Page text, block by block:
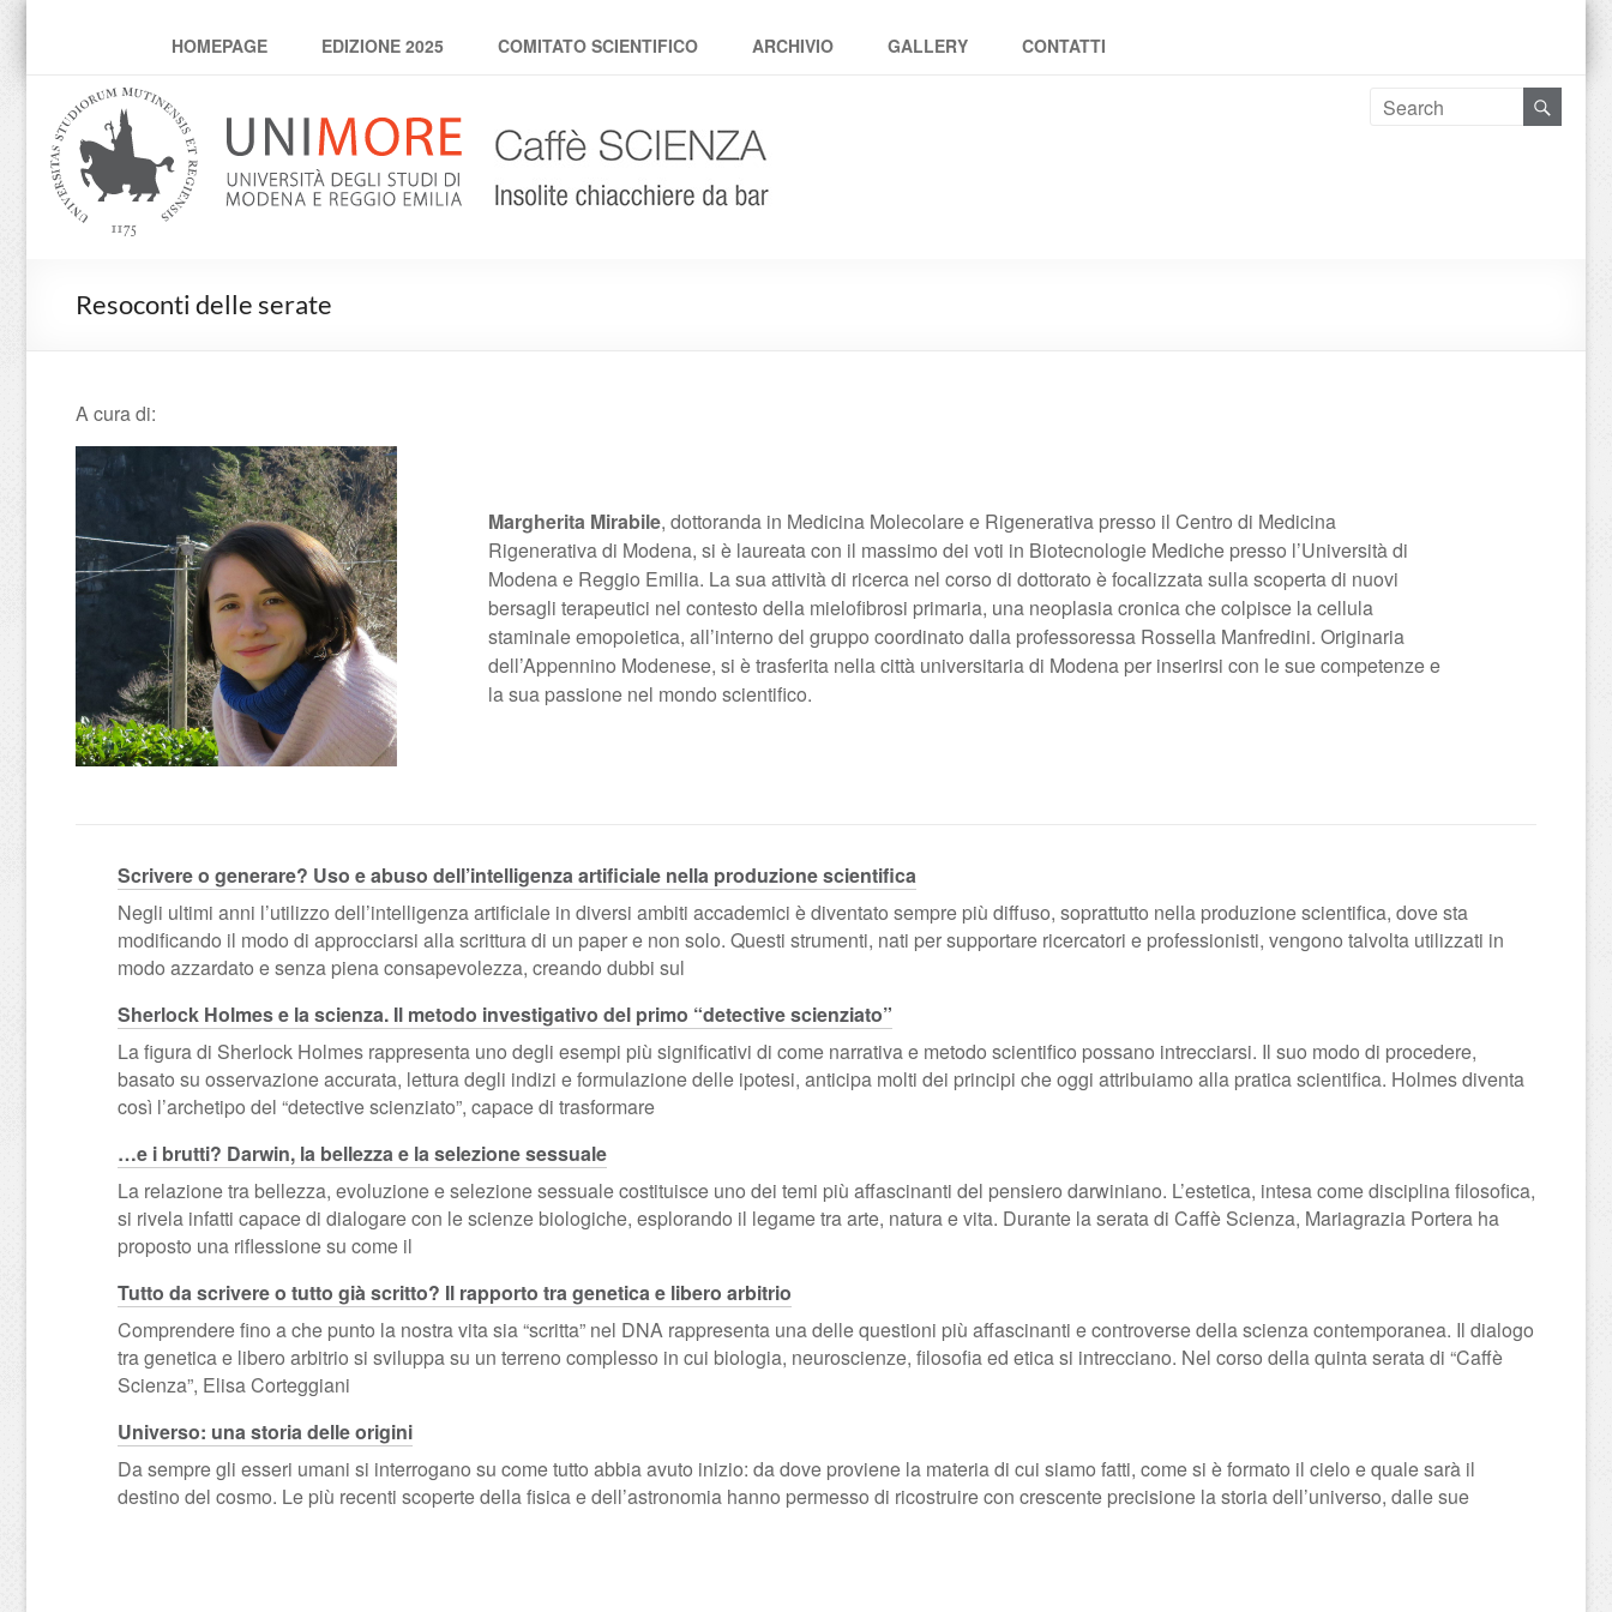
CaffeScienza
HOMEPAGE EDIZIONE 2025 COMITATO SCIENTIFICO ARCHIVIO GALLERY CONTATTI
Resoconti delle serate
A cura di:
Margherita Mirabile, dottoranda in Medicina Molecolare e Rigenerativa presso il Centro di Medicina
Rigenerativa di Modena, si è laureata con il massimo dei voti in Biotecnologie Mediche presso l’Università di
Modena e Reggio Emilia. La sua attività di ricerca nel corso di dottorato è focalizzata sulla scoperta di nuovi
bersagli terapeutici nel contesto della mielofibrosi primaria, una neoplasia cronica che colpisce la cellula
staminale emopoietica, all’interno del gruppo coordinato dalla professoressa Rossella Manfredini. Originaria
dell’Appennino Modenese, si è trasferita nella città universitaria di Modena per inserirsi con le sue competenze e
la sua passione nel mondo scientifico.
Scrivere o generare? Uso e abuso dell’intelligenza artificiale nella produzione scientifica
Negli ultimi anni l’utilizzo dell’intelligenza artificiale in diversi ambiti accademici è diventato sempre più diffuso, soprattutto nella produzione scientifica, dove sta
modificando il modo di approcciarsi alla scrittura di un paper e non solo. Questi strumenti, nati per supportare ricercatori e professionisti, vengono talvolta utilizzati in
modo azzardato e senza piena consapevolezza, creando dubbi sul
Sherlock Holmes e la scienza. Il metodo investigativo del primo “detective scienziato”
La figura di Sherlock Holmes rappresenta uno degli esempi più significativi di come narrativa e metodo scientifico possano intrecciarsi. Il suo modo di procedere,
basato su osservazione accurata, lettura degli indizi e formulazione delle ipotesi, anticipa molti dei principi che oggi attribuiamo alla pratica scientifica. Holmes diventa
così l’archetipo del “detective scienziato”, capace di trasformare
…e i brutti? Darwin, la bellezza e la selezione sessuale
La relazione tra bellezza, evoluzione e selezione sessuale costituisce uno dei temi più affascinanti del pensiero darwiniano. L’estetica, intesa come disciplina filosofica,
si rivela infatti capace di dialogare con le scienze biologiche, esplorando il legame tra arte, natura e vita. Durante la serata di Caffè Scienza, Mariagrazia Portera ha
proposto una riflessione su come il
Tutto da scrivere o tutto già scritto? Il rapporto tra genetica e libero arbitrio
Comprendere fino a che punto la nostra vita sia “scritta” nel DNA rappresenta una delle questioni più affascinanti e controverse della scienza contemporanea. Il dialogo
tra genetica e libero arbitrio si sviluppa su un terreno complesso in cui biologia, neuroscienze, filosofia ed etica si intrecciano. Nel corso della quinta serata di “Caffè
Scienza”, Elisa Corteggiani
Universo: una storia delle origini
Da sempre gli esseri umani si interrogano su come tutto abbia avuto inizio: da dove proviene la materia di cui siamo fatti, come si è formato il cielo e quale sarà il
destino del cosmo. Le più recenti scoperte della fisica e dell’astronomia hanno permesso di ricostruire con crescente precisione la storia dell’universo, dalle sue